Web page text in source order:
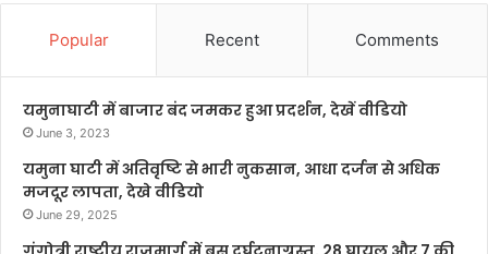
Popular Recent Comments
यमुनाघाटी में बाजार बंद जमकर हुआ प्रदर्शन, देखें वीडियो
June 3, 2023
यमुना घाटी में अतिवृष्टि से भारी नुकसान, आधा दर्जन से अधिक
मजदूर लापता, देखे वीडियो
June 29, 2025